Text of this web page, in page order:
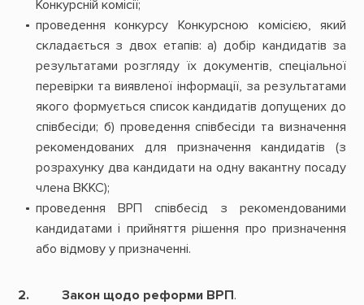
Конкурсній комісії;
проведення конкурсу Конкурсною комісією, який
складається з двох етапів: а) добір кандидатів за
результатами розгляду їх документів, спеціальної
перевірки та виявленої інформації, за результатами
якого формується список кандидатів допущених до
співбесіди; б) проведення співбесіди та визначення
рекомендованих для призначення кандидатів (з
розрахунку два кандидати на одну вакантну посаду
члена ВККС);
проведення ВРП співбесід з рекомендованими
кандидатами і прийняття рішення про призначення
або відмову у призначенні.
2. Закон щодо реформи ВРП.